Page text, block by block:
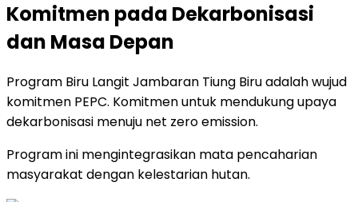
Komitmen pada Dekarbonisasi
dan Masa Depan
Program Biru Langit Jambaran Tiung Biru adalah wujud
komitmen PEPC. Komitmen untuk mendukung upaya
dekarbonisasi menuju net zero emission.
Program ini mengintegrasikan mata pencaharian
masyarakat dengan kelestarian hutan.